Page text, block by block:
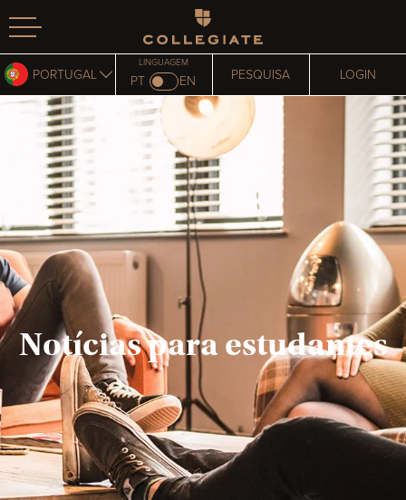
Homepage
PORTUGAL PT
LINGUAGEM
EN PESQUISA LOGIN
Notícias para estudantes